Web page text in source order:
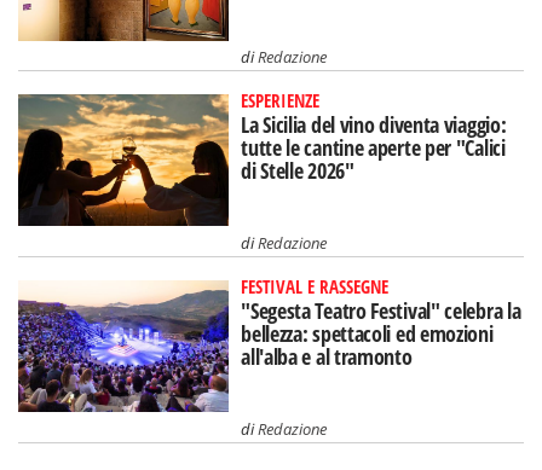
diRedazione
ESPERIENZE
La Sicilia del vino diventa viaggio:
tutte le cantine aperte per "Calici
di Stelle 2026"
diRedazione
FESTIVAL E RASSEGNE
"Segesta Teatro Festival" celebra la
bellezza: spettacoli ed emozioni
all'alba e al tramonto
diRedazione